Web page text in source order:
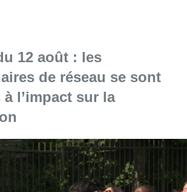
Consulter l'article "Eclipse du 12 août : les